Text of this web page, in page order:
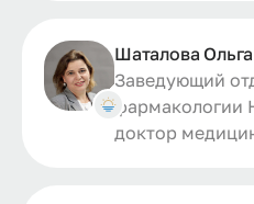
Шаталова
Заведующий
фармакологии
доктор